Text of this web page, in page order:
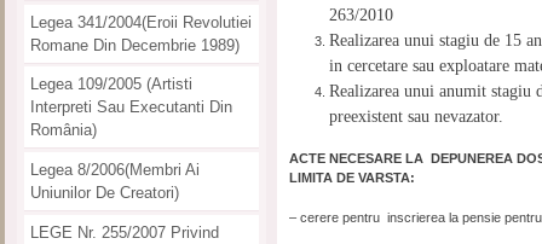
263/2010
Realizarea unui stagiu de 15
in cercetare sau exploatare
Realizarea unui anumit stagiu
preexistent sau nevazator.
ACTE NECESARE LA DEPUNEREA
LIMITA DE VARSTA:
– cerere pentru inscrierea la pensie
Legea 341/2004(eroii Revolutiei
Romane Din Decembrie 1989)
Legea 109/2005 (artisti
Interpreti Sau Executanti Din
România)
Legea 8/2006(membri Ai
Uniunilor De Creatori)
LEGE Nr. 255/2007 Privind